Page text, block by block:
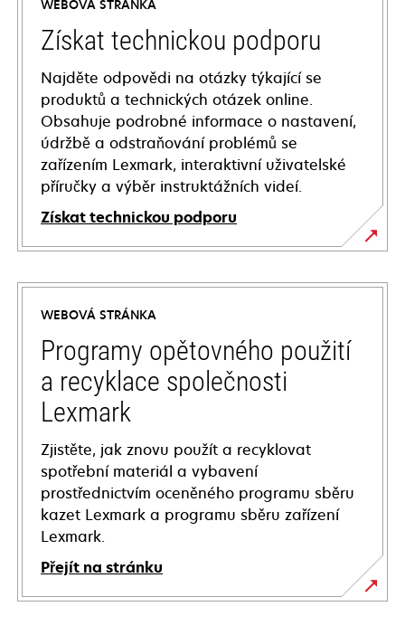
WEBOVÁ STRÁNKA
Získat technickou podporu
Najděte odpovědi na otázky týkající se
produktů a technických otázek online.
Obsahuje podrobné informace o nastavení,
údržbě a odstraňování problémů se
zařízením Lexmark, interaktivní uživatelské
příručky a výběr instruktážních videí.
Získat technickou podporu
opens
in
new
tab
WEBOVÁ STRÁNKA
Programy opětovného použití
a recyklace společnosti
Lexmark
Zjistěte, jak znovu použít a recyklovat
spotřební materiál a vybavení
prostřednictvím oceněného programu sběru
kazet Lexmark a programu sběru zařízení
Lexmark.
Přejít na stránku